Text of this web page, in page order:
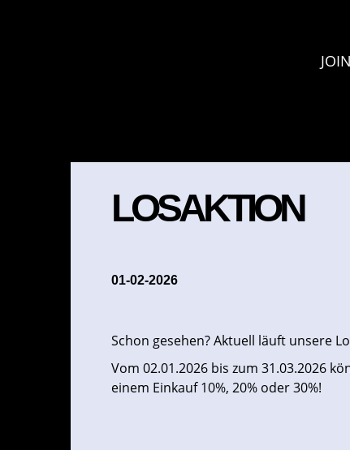
LOSAKTION
01-02-2026
Schon gesehen? Aktuell läuft unsere
Vom 02.01.2026 bis zum 31.03.2026
einem Einkauf 10%, 20% oder 30%!